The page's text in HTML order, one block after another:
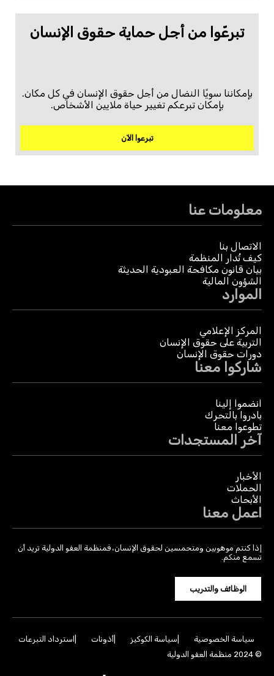
تبرعّوا من أجل حماية حقوق الإنسان
بإمكاننا سويًا النضال من أجل حقوق الإنسان في كل مكان.
بإمكان تبرعكم تغيير حياة ملايين الأشخاص.
تبرعوا الآن
معلومات عنا
الاتصال بنا
كيف تُدار المنظمة
بيان قانون مكافحة العبودية الحديثة
الشؤون المالية
الموارد
المركز الإعلامي
التربية على حقوق الإنسان
دورات حقوق الإنسان
شاركوا معنا
انضموا إلينا
بادروا بالتحرك
تطوعوا معنا
آخر المستجدات
الأخبار
الحملات
الأبحاث
اعمل معنا
إذا كنتم موهوبين ومتحمسين لحقوق الإنسان، فمنظمة العفو الدولية تريد أن
تسمع منكم.
الوظائف والتدريب
سياسة الخصوصية سياسة الكوكيز أذونات
استرداد التبرعات
© 2024 منظمة العفو الدولية